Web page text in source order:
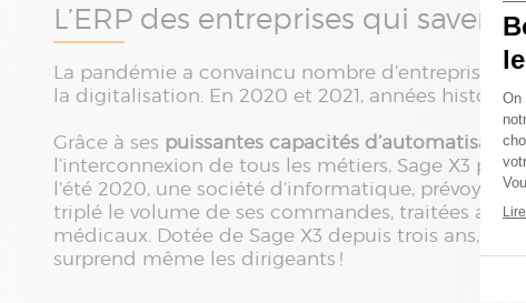
L’ERP des entreprises qui savent
La pandémie a convaincu nombre d’entreprises
la digitalisation. En 2020 et 2021, années
Grâce à ses puissantes capacités d’automatisation
l’interconnexion de tous les métiers, Sage X3
l’été 2020, une société d’informatique,
triplé le volume de ses commandes, traitées
médicaux. Dotée de Sage X3 depuis trois ans,
surprend même les dirigeants !